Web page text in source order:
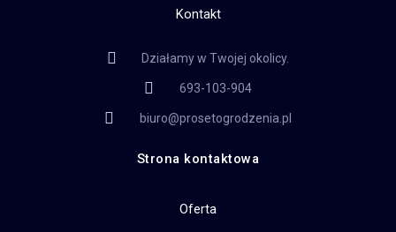
Kontakt
Działamy w Twojej okolicy.
693-103-904
biuro@prosetogrodzenia.pl
Strona kontaktowa
Oferta